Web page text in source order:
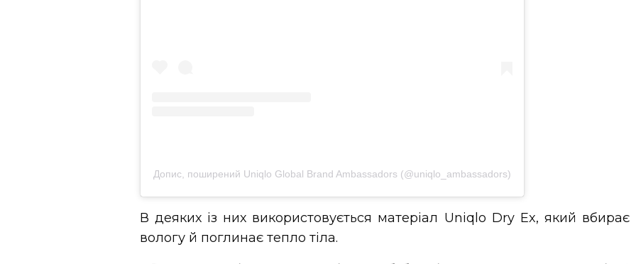
Допис, поширений Uniqlo Global Brand Ambassadors (@uniqlo_ambassadors)
В деяких із них використовується матеріал Uniqlo Dry Ex, який вбирає
вологу й поглинає тепло тіла.